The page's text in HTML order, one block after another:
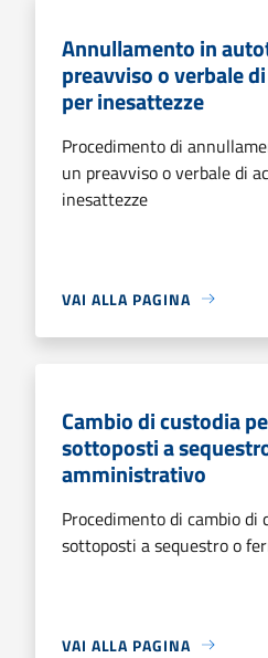
Annullamento in
preavviso o verbale
per inesattezze
Procedimento di
un preavviso o verbale di
inesattezze
VAI ALLA PAGINA
Cambio di custodia
sottoposti a
amministrativo
Procedimento di cambio di
sottoposti a sequestro o
VAI ALLA PAGINA